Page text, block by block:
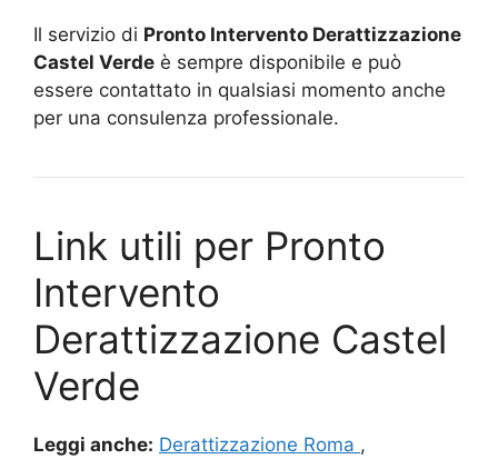
Il servizio di Pronto Intervento Derattizzazione
Castel Verde è sempre disponibile e può
essere contattato in qualsiasi momento anche
per una consulenza professionale.
Link utili per Pronto
Intervento
Derattizzazione Castel
Verde
Leggi anche: Derattizzazione Roma ,